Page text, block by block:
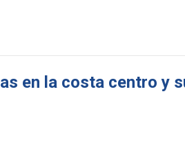
en la costa centro y